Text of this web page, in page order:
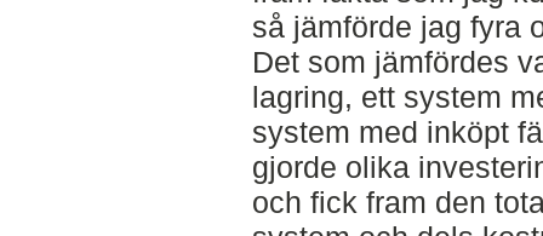
så jämförde jag fyra
Det som jämfördes
lagring, ett system
system med inköpt
gjorde olika
och fick fram den